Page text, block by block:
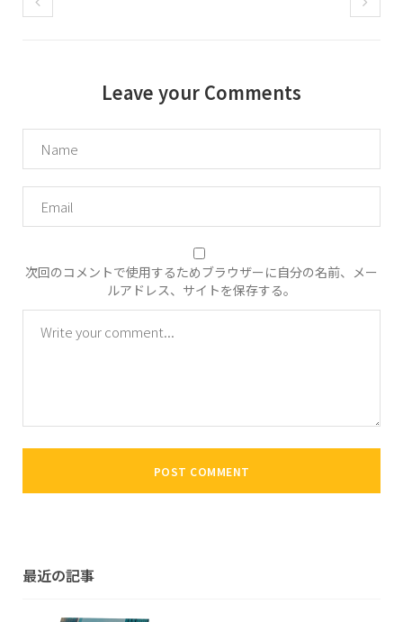
Leave your Comments
次回のコメントで使用するためブラウザーに自分の名前、メー
ルアドレス、サイトを保存する。
最近の記事